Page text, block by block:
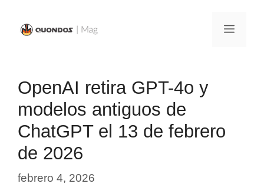
Menú
OpenAI retira GPT-4o y
modelos antiguos de
ChatGPT el 13 de febrero
de 2026
febrero 4, 2026